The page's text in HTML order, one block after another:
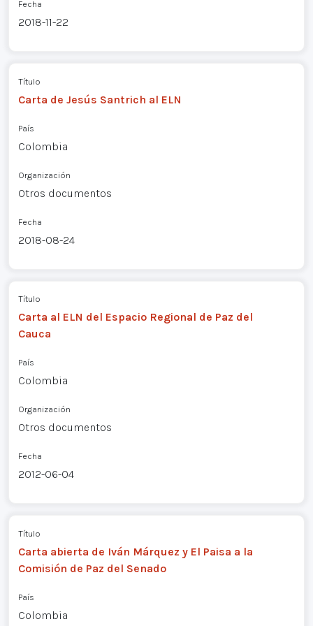
Fecha
2018-11-22
Título
Carta de Jesús Santrich al ELN
País
Colombia
Organización
Otros documentos
Fecha
2018-08-24
Título
Carta al ELN del Espacio Regional de Paz del
Cauca
País
Colombia
Organización
Otros documentos
Fecha
2012-06-04
Título
Carta abierta de Iván Márquez y El Paisa a la
Comisión de Paz del Senado
País
Colombia